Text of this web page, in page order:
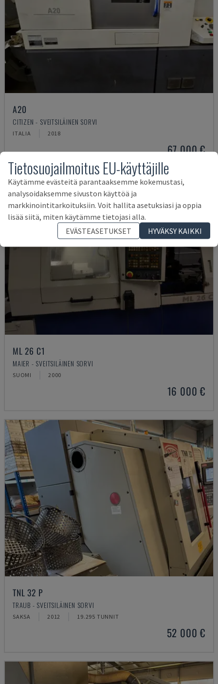
A20
CITIZEN - SVEITSILÄINEN SORVI
ITALIA 2018
67 000 €
ML 26 C1
MAIER - SVEITSILÄINEN SORVI
SUOMI 2000
16 000 €
TNL 32 P
TRAUB - SVEITSILÄINEN SORVI
SAKSA 2012 19.295 TUNNIT
52 000 €
Tietosuojailmoitus EU-käyttäjille
Käytämme evästeitä parantaaksemme kokemustasi,
analysoidaksemme sivuston käyttöä ja
markkinointitarkoituksiin. Voit hallita asetuksiasi ja oppia
lisää siitä, miten käytämme tietojasi alla.
EVÄSTEASETUKSET
HYVÄKSY KAIKKI